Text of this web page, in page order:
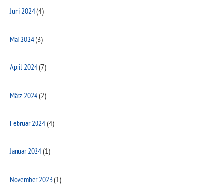
Juni 2024(4)
Mai 2024(3)
April 2024(7)
März 2024(2)
Februar 2024(4)
Januar 2024(1)
November 2023(1)